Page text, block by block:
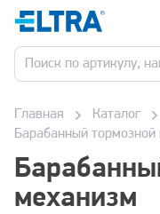
Главная Каталог
Барабанный тормозной
механизм